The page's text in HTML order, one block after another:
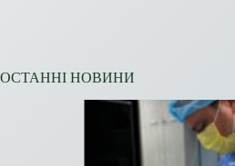
ОСТАННІ НОВИНИ